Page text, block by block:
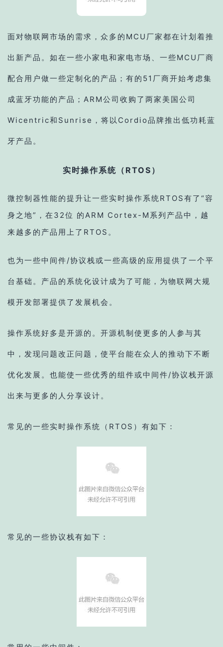
面对物联网市场的需求，众多的MCU厂家都在计划着推
出新产品。如在一些小家电和家电市场、一些MCU厂商
配合用户做一些定制化的产品；有的51厂商开始考虑集
成蓝牙功能的产品；ARM公司收购了两家美国公司
Wicentric和Sunrise，将以Cordio品牌推出低功耗蓝
牙产品。
实时操作系统（RTOS）
微控制器性能的提升让一些实时操作系统RTOS有了“容
身之地”，在32位 的ARM Cortex-M系列产品中，越
来越多的产品用上了RTOS。
也为一些中间件/协议栈或一些高级的应用提供了一个平
台基础。产品的系统化设计成为了可能，为物联网大规
模开发部署提供了发展机会。
操作系统好多是开源的。开源机制使更多的人参与其
中，发现问题改正问题，使平台能在众人的推动下不断
优化发展。也能使一些优秀的组件或中间件/协议栈开源
出来与更多的人分享设计。
常见的一些实时操作系统（RTOS）有如下：
常见的一些协议栈有如下：